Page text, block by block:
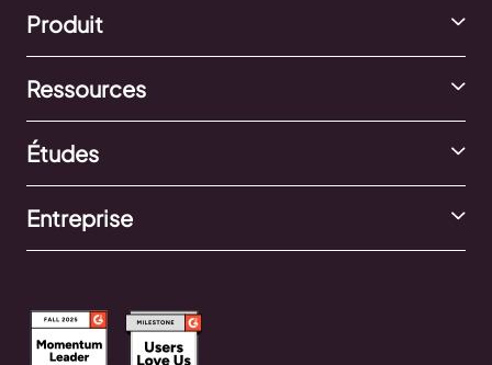
Produit
Ressources
Études
Entreprise